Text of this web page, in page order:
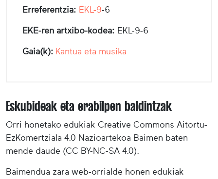
Erreferentzia: EKL-9-6
EKE-ren artxibo-kodea: EKL-9-6
Gaia(k): Kantua eta musika
Eskubideak eta erabilpen baldintzak
Orri honetako edukiak Creative Commons Aitortu-
EzKomertziala 4.0 Nazioartekoa Baimen baten
mende daude (CC BY-NC-SA 4.0).
Baimendua zara web-orrialde honen edukiak